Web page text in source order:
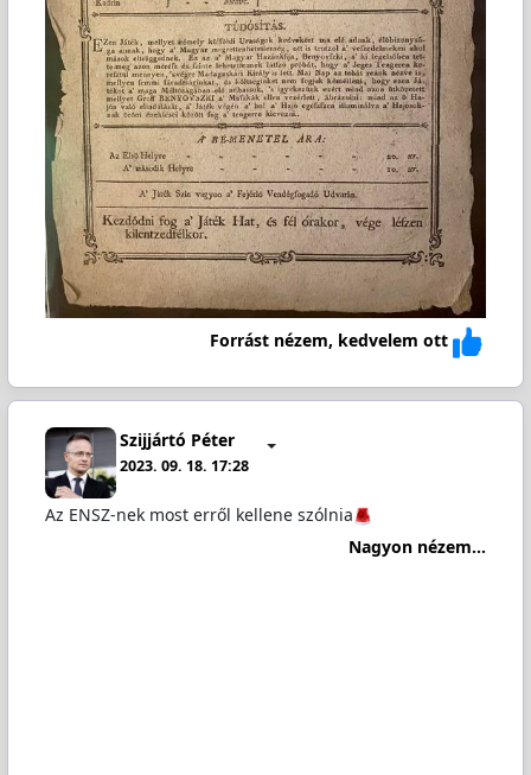
Forrást nézem, kedvelem ott
Szijjártó Péter
2023. 09. 18. 17:28
Az ENSZ-nek most erről kellene szólnia
Nagyon nézem...